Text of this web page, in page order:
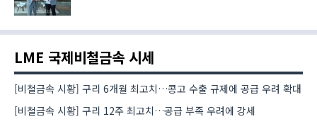
LME 국제비철금속 시세
[비철금속 시황] 구리 6개월 최고치…콩고 수출 규제에 공급 우려 확대
[비철금속 시황] 구리 12주 최고치…공급 부족 우려에 강세